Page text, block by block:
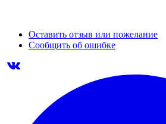
Оставить отзыв или пожелание
Сообщить об ошибке